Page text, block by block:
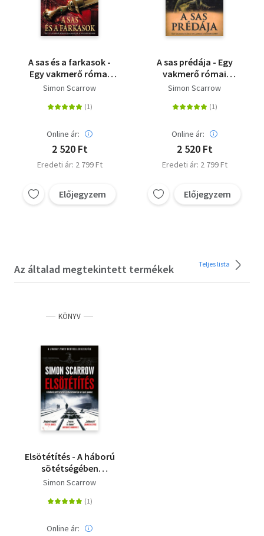
A sas és a farkasok -
Egy vakmerő római
kalandjai a
Simon Scarrow
Online ár:
2 520 Ft
Eredeti ár: 2 799 Ft
Előjegyzem
A sas prédája - Egy
vakmerő római
kalandjai a
Simon Scarrow
Online ár:
2 520 Ft
Eredeti ár: 2 799 Ft
Előjegyzem
Az általad megtekintett termékek Teljes lista
KÖNYV
Elsötétítés - A háború
sötétségében
láthatatlanul jár az
Simon Scarrow
Online ár: